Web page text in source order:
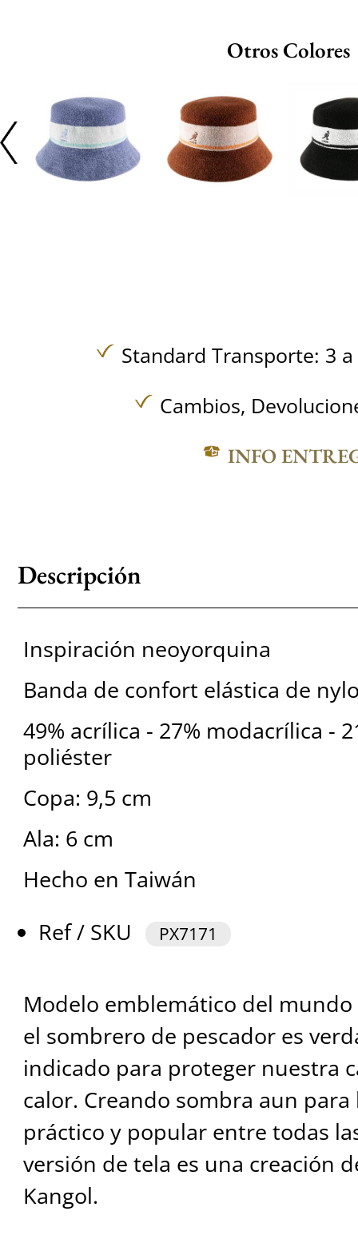
Otros Colores
Standard Transporte: 3
Cambios,
INFO
Descripción
Inspiración neoyorquina
Banda de confort elástica de
49% acrílica - 27% modacrílica -
poliéster
Copa: 9,5 cm
Ala: 6 cm
Hecho en Taiwán
Ref / SKU
PX7171
Modelo emblemático del
el sombrero de pescador es
indicado para proteger nuestra
calor. Creando sombra aun
práctico y popular entre todas
versión de tela es una creación
Kangol.